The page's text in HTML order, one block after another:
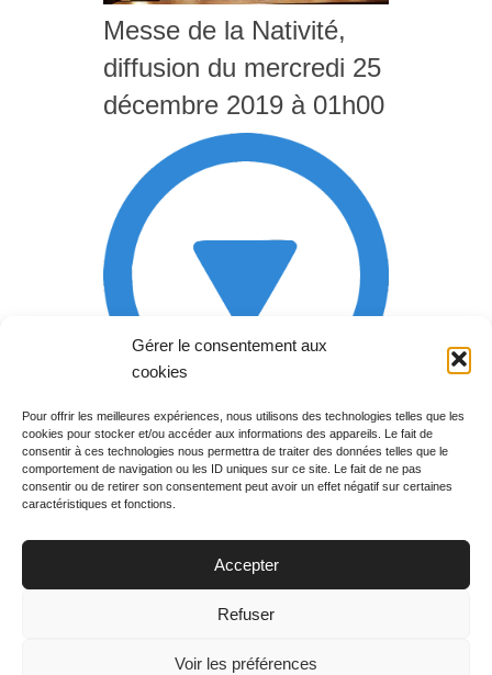
Gérer le consentement aux
cookies
Pour offrir les meilleures expériences, nous utilisons des technologies telles que les
cookies pour stocker et/ou accéder aux informations des appareils. Le fait de
consentir à ces technologies nous permettra de traiter des données telles que le
comportement de navigation ou les ID uniques sur ce site. Le fait de ne pas
consentir ou de retirer son consentement peut avoir un effet négatif sur certaines
caractéristiques et fonctions.
Accepter
Refuser
Voir les préférences
Messe de la Nativité,
diffusion du mercredi 25
décembre 2019 à 01h00
Rechercher votre
programme
Votre soirée :